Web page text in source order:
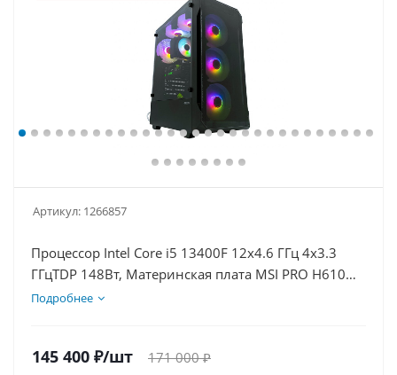
Артикул: 1266857
Процессор Intel Core i5 13400F 12x4.6 ГГц 4x3.3
ГГцTDP 148Вт, Материнская плата MSI PRO H610M-
E, Видеокарта RTX 5060Ti 16Гб, Память
Подробнее
145 400 ₽/шт 171 000₽